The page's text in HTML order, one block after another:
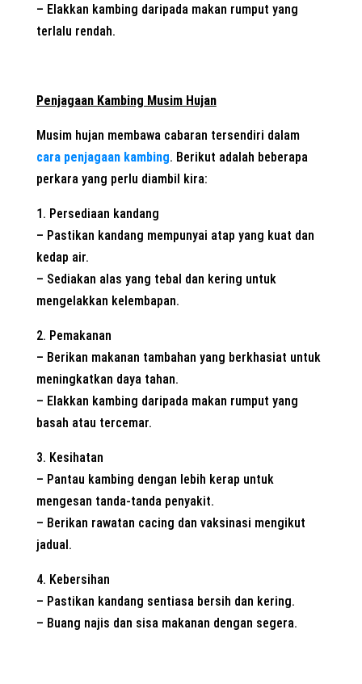
– Elakkan kambing daripada makan rumput yang
terlalu rendah.
Penjagaan Kambing Musim Hujan
Musim hujan membawa cabaran tersendiri dalam
cara penjagaan kambing. Berikut adalah beberapa
perkara yang perlu diambil kira:
1. Persediaan kandang
– Pastikan kandang mempunyai atap yang kuat dan
kedap air.
– Sediakan alas yang tebal dan kering untuk
mengelakkan kelembapan.
2. Pemakanan
– Berikan makanan tambahan yang berkhasiat untuk
meningkatkan daya tahan.
– Elakkan kambing daripada makan rumput yang
basah atau tercemar.
3. Kesihatan
– Pantau kambing dengan lebih kerap untuk
mengesan tanda-tanda penyakit.
– Berikan rawatan cacing dan vaksinasi mengikut
jadual.
4. Kebersihan
– Pastikan kandang sentiasa bersih dan kering.
– Buang najis dan sisa makanan dengan segera.